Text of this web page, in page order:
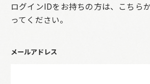
ログインIDをお持ちの方は、こちら
ってください。
メールアドレス